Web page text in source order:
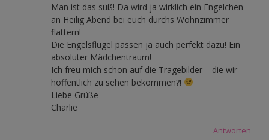
Man ist das süß! Da wird ja wirklich ein Engelchen
an Heilig Abend bei euch durchs Wohnzimmer
flattern!
Die Engelsflügel passen ja auch perfekt dazu! Ein
absoluter Mädchentraum!
Ich freu mich schon auf die Tragebilder – die wir
hoffentlich zu sehen bekommen?!
Liebe Grüße
Charlie
Antworten